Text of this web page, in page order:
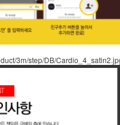
3m/step/DB/